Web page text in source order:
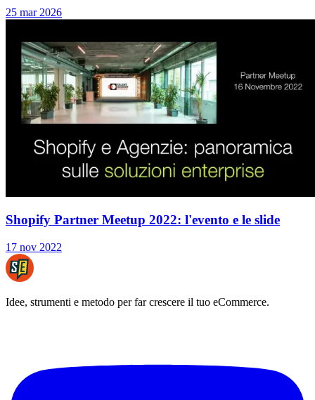
25 mar 2026
Shopify Partner Meetup 2022: l'evento e le slide
17 nov 2022
Idee, strumenti e metodo per far crescere il tuo eCommerce.